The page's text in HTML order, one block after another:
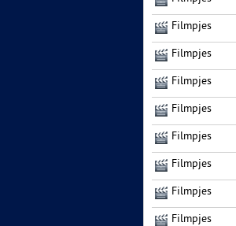
Filmpjes
Filmpjes
Filmpjes
Filmpjes
Filmpjes
Filmpjes
Filmpjes
Filmpjes